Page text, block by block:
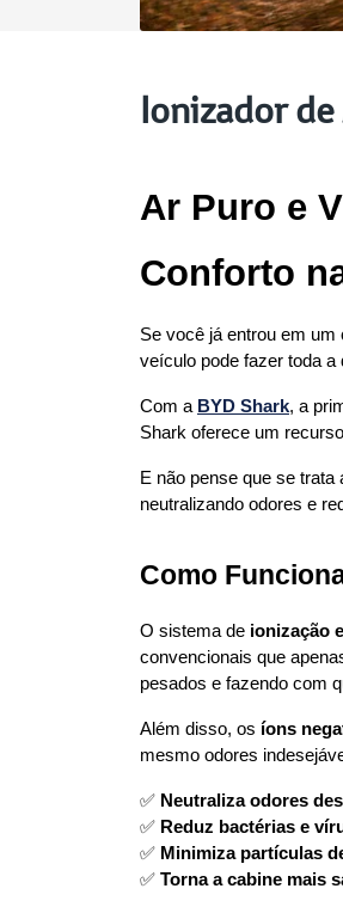
Ionizador
Ar Puro e
Conforto
Se você já entrou em um
veículo pode fazer toda a
Com a BYD Shark, a
Shark oferece um
E não pense que se
neutralizando odores e
Como
O sistema de ionização
convencionais que
pesados e fazendo com
Além disso, os íons
mesmo odores
✅ Neutraliza odores
✅ Reduz bactérias e
✅ Minimiza partículas
✅ Torna a cabine mais